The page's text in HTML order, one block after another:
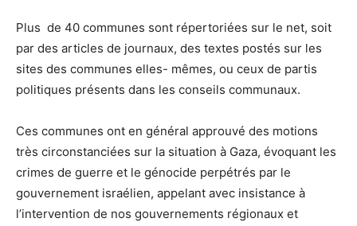
Plus de 40 communes sont répertoriées sur le net, soit
par des articles de journaux, des textes postés sur les
sites des communes elles- mêmes, ou ceux de partis
politiques présents dans les conseils communaux.
Ces communes ont en général approuvé des motions
très circonstanciées sur la situation à Gaza, évoquant les
crimes de guerre et le génocide perpétrés par le
gouvernement israélien, appelant avec insistance à
l’intervention de nos gouvernements régionaux et